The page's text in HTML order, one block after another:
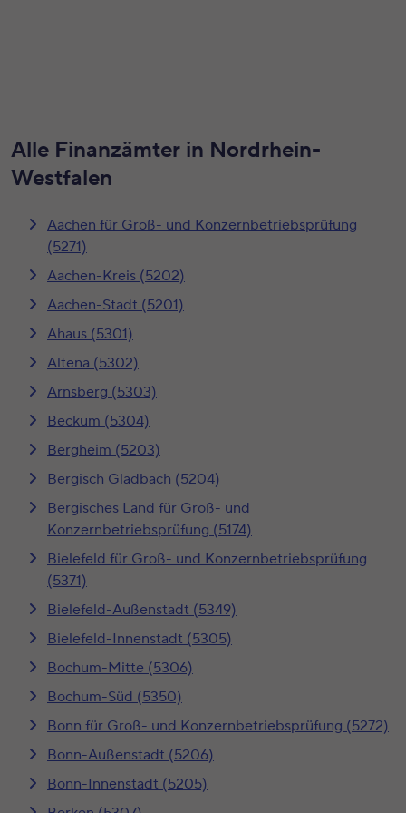
Alle Finanzämter in Nordrhein-
Westfalen
Aachen für Groß- und Konzernbetriebsprüfung
(5271)
Aachen-Kreis (5202)
Aachen-Stadt (5201)
Ahaus (5301)
Altena (5302)
Arnsberg (5303)
Beckum (5304)
Bergheim (5203)
Bergisch Gladbach (5204)
Bergisches Land für Groß- und
Konzernbetriebsprüfung (5174)
Bielefeld für Groß- und Konzernbetriebsprüfung
(5371)
Bielefeld-Außenstadt (5349)
Bielefeld-Innenstadt (5305)
Bochum-Mitte (5306)
Bochum-Süd (5350)
Bonn für Groß- und Konzernbetriebsprüfung (5272)
Bonn-Außenstadt (5206)
Bonn-Innenstadt (5205)